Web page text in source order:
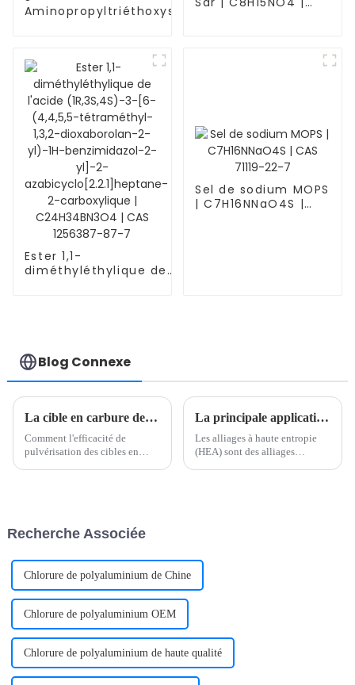
Aminopropyltriéthoxysilane
Ester 1,1-
diméthyléthylique de
azabicyclo[2.2.1]heptane-
2-carboxylique |
C24H34BN3O4 | CAS
1256387-87-7
Sel de sodium MOPS
| C7H16NNaO4S |
Blog Connexe
La cible en carbure de tungstène est-elle facile à pulvériser ? Comparez différents matériaux et explorez l'optimisation du procédé de pulvérisation.
Comment l'efficacité de
pulvérisation des cibles en
largement reconnu dans
La principale application des alliages à haute entropie (HEA)
Les alliages à haute entropie
(HEA) sont des alliages
Recherche Associée
Chlorure de polyaluminium de Chine
Chlorure de polyaluminium OEM
Chlorure de polyaluminium de haute qualité